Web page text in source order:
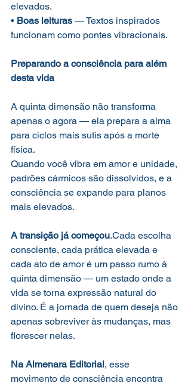
elevados.
• Boas leituras — Textos inspirados
funcionam como pontes vibracionais.
Preparando a consciência para além
desta vida
A quinta dimensão não transforma
apenas o agora — ela prepara a alma
para ciclos mais sutis após a morte
física.
Quando você vibra em amor e unidade,
padrões cármicos são dissolvidos, e a
consciência se expande para planos
mais elevados.
A transição já começou.Cada escolha
consciente, cada prática elevada e
cada ato de amor é um passo rumo à
quinta dimensão — um estado onde a
vida se torna expressão natural do
divino. É a jornada de quem deseja não
apenas sobreviver às mudanças, mas
florescer nelas.
Na Almenara Editorial, esse
movimento de consciência encontra